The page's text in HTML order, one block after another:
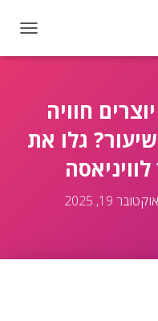
O
N
A
חוויה
גלו את
אוקטובר 19, 2025